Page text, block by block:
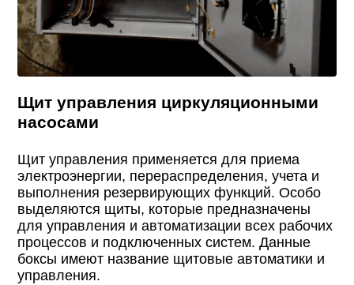
Щит управления циркуляционными
насосами
Щит управления применяется для приема
электроэнергии, перераспределения, учета и
выполнения резервирующих функций. Особо
выделяются щиты, которые предназначены
для управления и автоматизации всех рабочих
процессов и подключенных систем. Данные
боксы имеют название щитовые автоматики и
управления.